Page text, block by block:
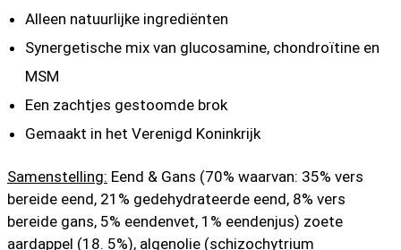
Alleen natuurlijke ingrediënten
Synergetische mix van glucosamine, chondroïtine en
MSM
Een zachtjes gestoomde brok
Gemaakt in het Verenigd Koninkrijk
Samenstelling: Eend & Gans (70% waarvan: 35% vers
bereide eend, 21% gedehydrateerde eend, 8% vers
bereide gans, 5% eendenvet, 1% eendenjus) zoete
aardappel (18. 5%), algenolie (schizochytrium